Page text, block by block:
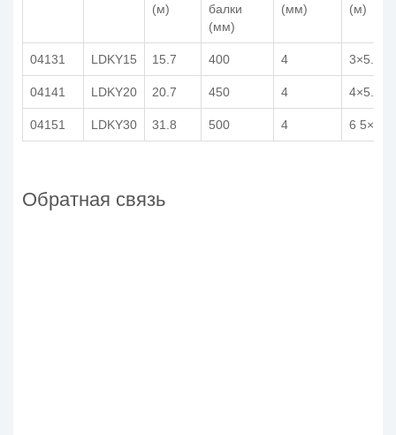
(м)
балки
(мм)
(мм)
(м)
04131 LDKY15 15.7 400 4 3×5.0
04141 LDKY20 20.7 450 4 4×5.0
04151 LDKY30 31.8 500 4 6 5×5
Обратная связь